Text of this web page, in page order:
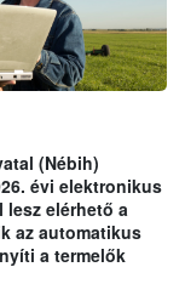
(Nébih)
évi elektronikus
lesz elérhető a
az automatikus
a termelők